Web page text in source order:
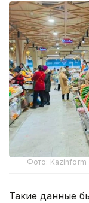
Фото: Kazinform
Такие данные